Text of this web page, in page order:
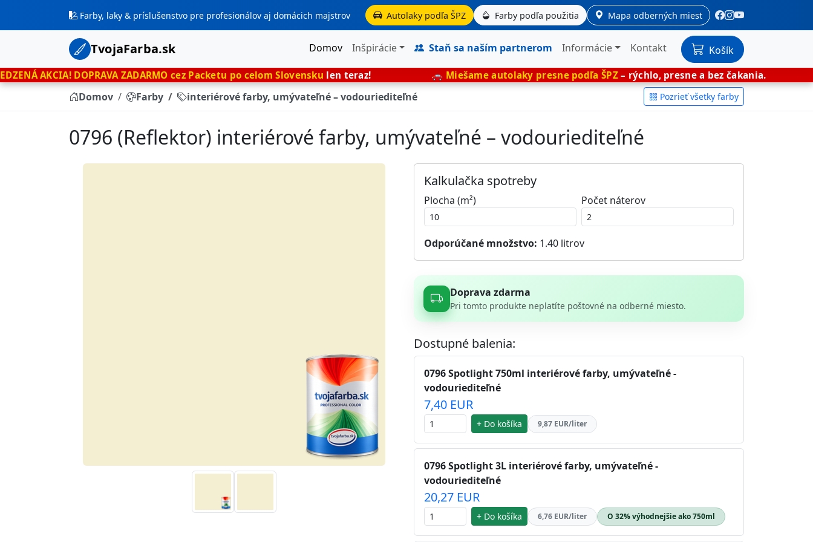
Farby, laky & príslušenstvo pre profesionálov aj domácich majstrov Autolaky podľa ŠPZ Farby podľa použitia Mapa odberných miest
TvojaFarba.sk Domov Inšpirácie Staň sa naším partnerom Informácie Kontakt Košík
DOPRAVA ZADARMO cez Packetu po celom Slovenskulen teraz! 🚗 Miešame autolaky presne podľa ŠPZ– rýchlo, presne a bez čakania. 🎨
Domov Farby interiérové farby, umývateľné – vodouriediteľné Pozrieť všetky farby
0796 (Reflektor) interiérové farby, umývateľné – vodouriediteľné
Kalkulačka spotreby
Plocha (m²) Počet náterov
Odporúčané množstvo: 1.40 litrov
Doprava zdarma
Pri tomto produkte neplatíte poštovné na odberné miesto.
Dostupné balenia:
0796 Spotlight 750ml interiérové farby, umývateľné -
vodouriediteľné
7,40 EUR
+ Do košíka 9,87 EUR/liter
0796 Spotlight 3L interiérové farby, umývateľné -
vodouriediteľné
20,27 EUR
+ Do košíka 6,76 EUR/liter O 32% výhodnejšie ako 750ml